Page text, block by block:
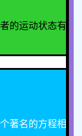
的运动状态有
著名的方程相